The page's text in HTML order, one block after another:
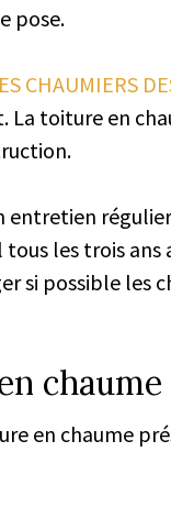
pose.
CHAUMIERS
La toiture en
entretien
les trois ans
si possible les
chaume
en chaume